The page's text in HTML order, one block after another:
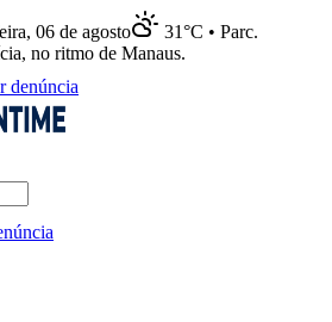
06 de agosto
31°C • Parc.
no ritmo de Manaus.
denúncia